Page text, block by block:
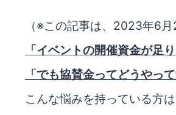
（※この記事は、2023年6
「イベントの開催資金が足
「でも協賛金ってどうやっ
こんな悩みを持っている方は